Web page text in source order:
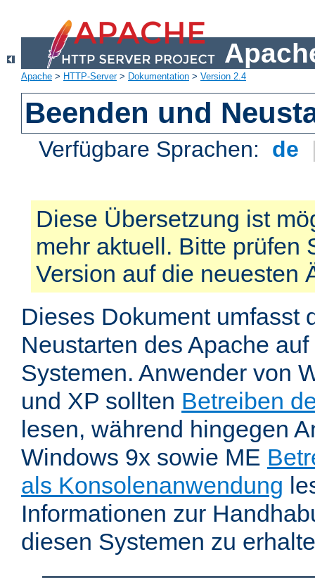
Apache > HTTP-Server> Dokumentation > Version 2.4
Beenden und
Verfügbare Sprachen: de
Diese Übersetzung ist
mehr aktuell. Bitte prüfen
Version auf die neuesten
Dieses Dokument umfasst
Neustarten des Apache
Systemen. Anwender von
und XP sollten Betreiben
lesen, während hingegen
Windows 9x sowie ME
als Konsolenanwendung
Informationen zur
diesen Systemen zu